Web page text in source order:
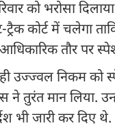
को भरोसा
ट्रैक कोर्ट में चलेगा
तौर पर
उज्ज्वल निकम को
तुरंत मान लिया.
भी जारी कर